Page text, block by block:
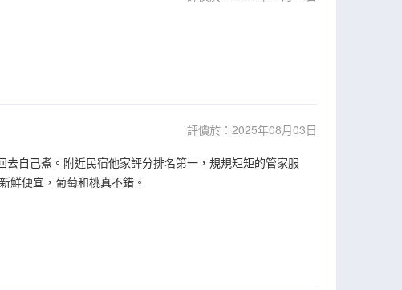
評價於：2025年08月03日
自己煮。附近民宿他家評分排名第一，規規矩矩的管家服
鮮便宜，葡萄和桃真不錯。